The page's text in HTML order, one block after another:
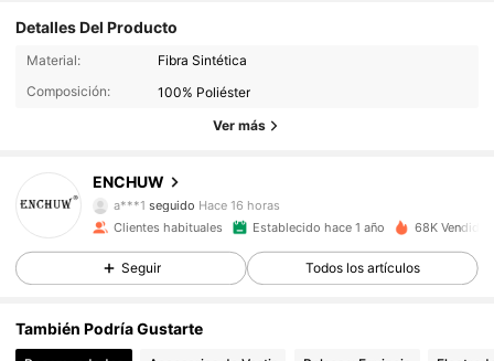
Detalles Del Producto
Material:
Fibra Sintética
Composición:
100% Poliéster
Ver más
ENCHUW
1.5K Seguidores
a***1 seguido Hace 16 horas
4.95
1.5K Seguidores
4.95 1.5K Seguidores
4.95 1.5K Seguidores
Clientes habituales Establecido hace 1 año 68K Vendido
Seguir Todos los artículos
También Podría Gustarte